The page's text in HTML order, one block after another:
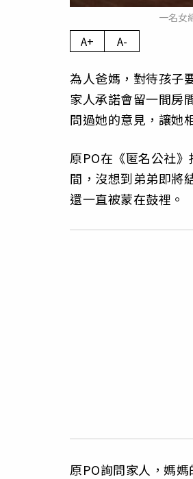
一名女
A+ A-
為人爸媽，對待孩子
家人承諾會留一間房
問過她的意見，讓她
原PO在《匿名公社
間，沒想到弟弟即將
還一直被蒙在鼓裡。
原PO詢問家人，媽